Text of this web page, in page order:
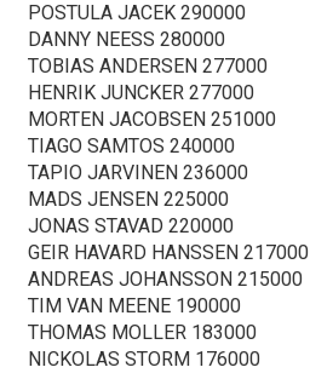
POSTULA JACEK 290000
DANNY NEESS 280000
TOBIAS ANDERSEN 277000
HENRIK JUNCKER 277000
MORTEN JACOBSEN 251000
TIAGO SAMTOS 240000
TAPIO JARVINEN 236000
MADS JENSEN 225000
JONAS STAVAD 220000
GEIR HAVARD HANSSEN 217000
ANDREAS JOHANSSON 215000
TIM VAN MEENE 190000
THOMAS MOLLER 183000
NICKOLAS STORM 176000